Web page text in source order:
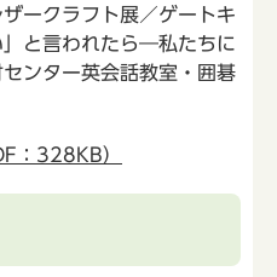
ークラフト展／ゲートキ
と言われたら―私たちに
ンター英会話教室・囲碁
：328KB）